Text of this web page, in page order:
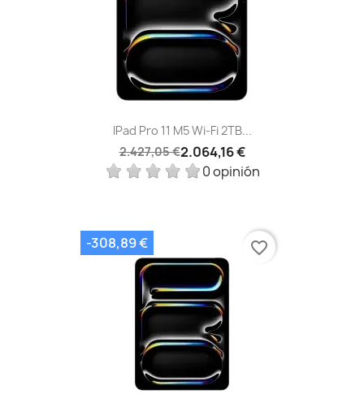
IPad Pro 11 M5 Wi‑Fi 2TB...
2.427,05 €2.064,16 €
0 opinión
-308,89 € favorite_border